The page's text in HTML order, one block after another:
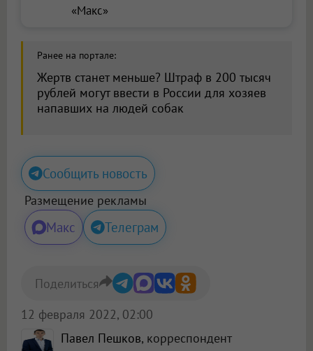
«Макс»
Ранее на портале:
Жертв станет меньше? Штраф в 200 тысяч
рублей могут ввести в России для хозяев
напавших на людей собак
Сообщить новость
Размещение рекламы
Макс Телеграм
Павел Пешков, корреспондент
12 февраля 2022, 02:00
Поделиться